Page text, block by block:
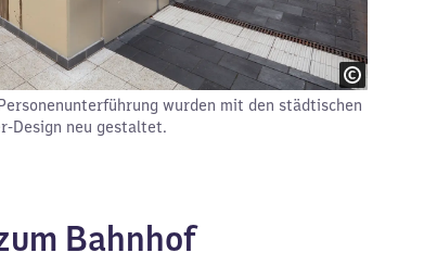
wurden mit den städtischen
Design neu gestaltet.
Bahnhof